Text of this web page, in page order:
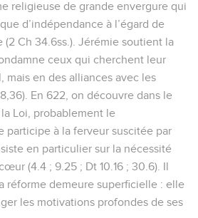
religieuse de grande envergure qui
d’indépendance à l’égard de
(2 Ch 34.6ss.). Jérémie soutient la
ceux qui cherchent leur
mais en des alliances avec les
En 622, on découvre dans le
Loi, probablement le
participe à la ferveur suscitée par
en particulier sur la nécessité
(4.4 ; 9.25 ; Dt 10.16 ; 30.6). Il
réforme demeure superficielle : elle
les motivations profondes de ses